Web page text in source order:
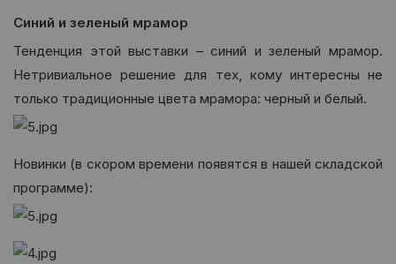
Синий и зеленый мрамор
Тенденция этой выставки – синий и зеленый мрамор.
Нетривиальное решение для тех, кому интересны не
только традиционные цвета мрамора: черный и белый.
Новинки (в скором времени появятся в нашей складской
программе):